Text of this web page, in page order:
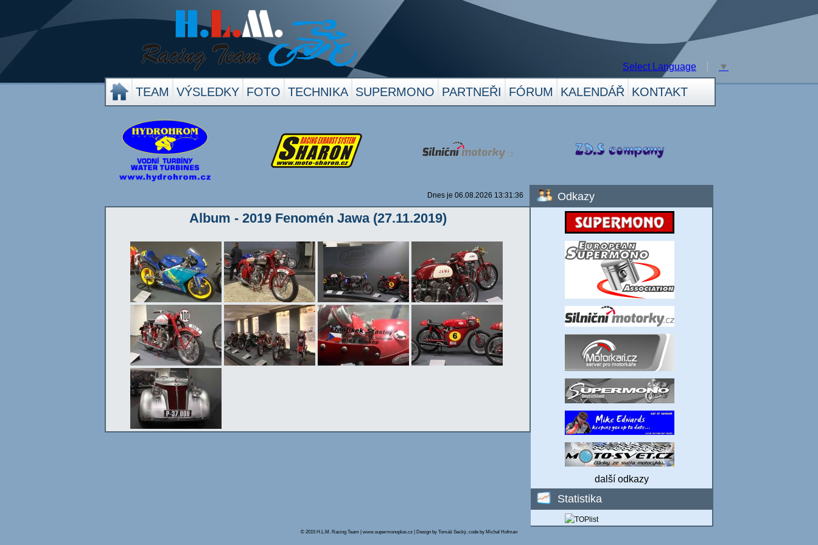
Select Language ▼
TEAM VÝSLEDKY FOTO TECHNIKA SUPERMONO PARTNEŘI FÓRUM KALENDÁŘ KONTAKT
Dnes je 06.08.2026 13:31:36
Album - 2019 Fenomén Jawa (27.11.2019)
Odkazy
další odkazy
Statistika
© 2015 H.L.M. Racing Team | www.supermonoplus.cz | Design by Tomáš Secký, code by Michal Hofman